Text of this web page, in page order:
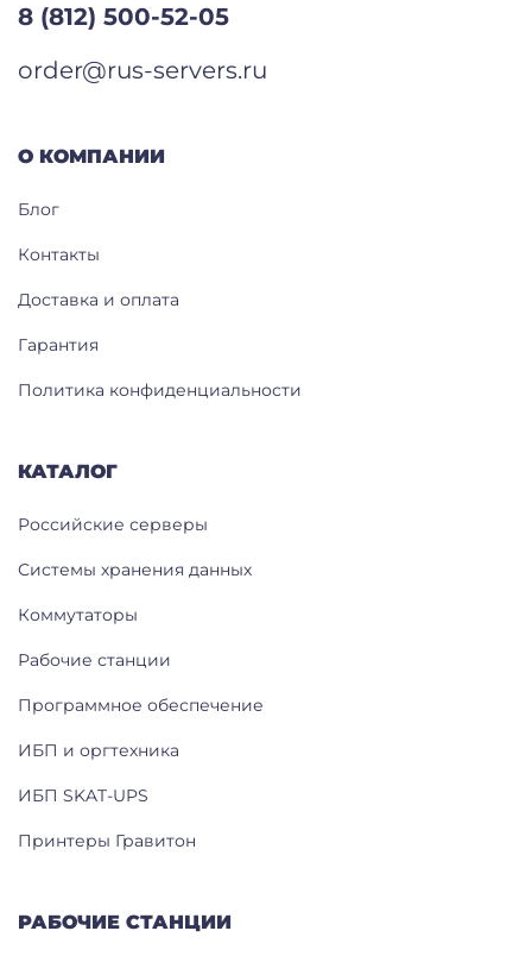
КАТАЛОГ
Российские серверы
Системы хранения данных
Коммутаторы
Рабочие станции
Программное обеспечение
ИБП и оргтехника
ИБП SKAT-UPS
Принтеры Гравитон
РАБОЧИЕ СТАНЦИИ
О КОМПАНИИ
Блог
Контакты
Доставка и оплата
Гарантия
Политика конфиденциальности
8 (812) 500-52-05
order@rus-servers.ru